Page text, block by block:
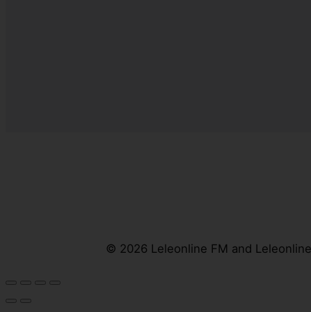
© 2026 Leleonline FM and